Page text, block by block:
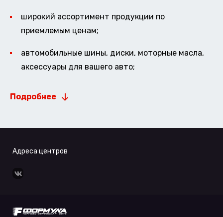
широкий ассортимент продукции по
приемлемым ценам;
автомобильные шины, диски, моторные масла,
аксессуары для вашего авто;
Подробнее
Адреса центров